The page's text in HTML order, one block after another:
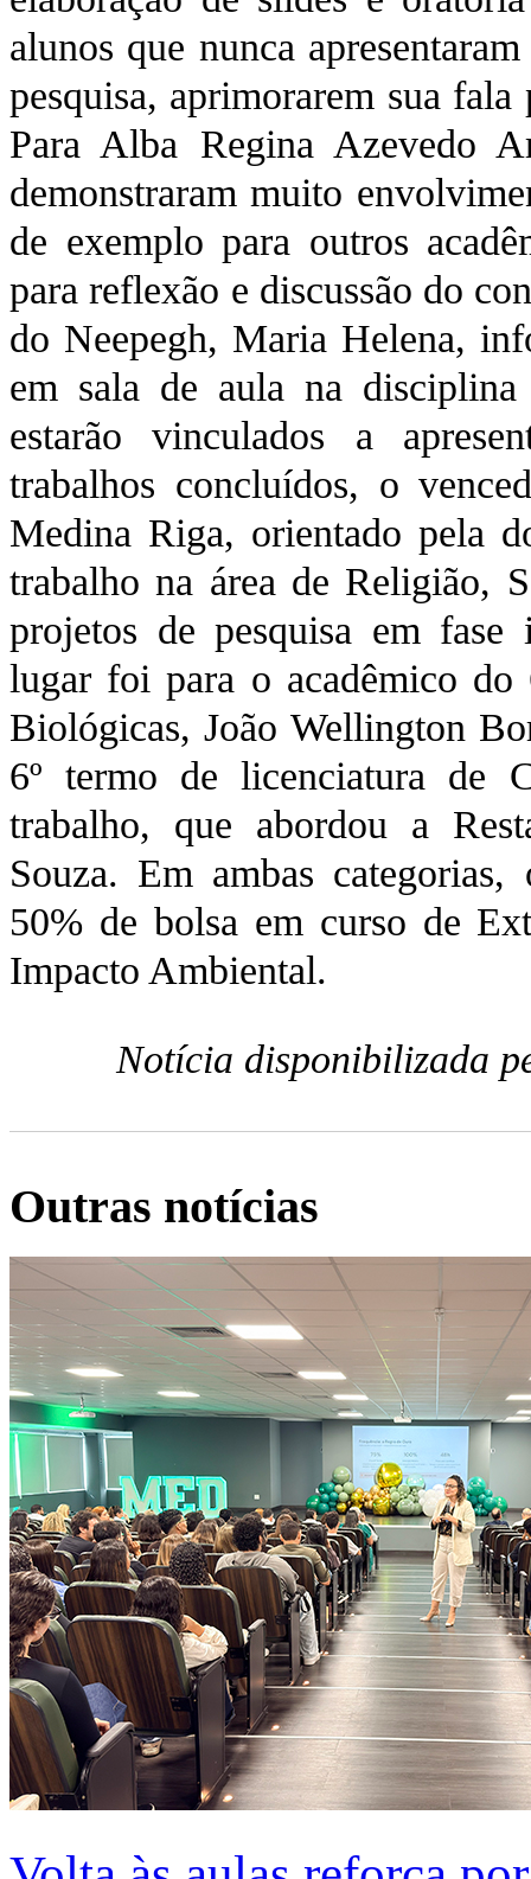
alunos que nunca
pesquisa, aprimorarem sua
Para Alba Regina Azevedo
demonstraram muito
de exemplo para outros
para reflexão e discussão do
do Neepegh, Maria Helena,
em sala de aula na
estarão vinculados a
trabalhos concluídos, o
Medina Riga, orientado pela
trabalho na área de Religião,
projetos de pesquisa em
lugar foi para o acadêmico do
Biológicas, João Wellington
6º termo de licenciatura de
trabalho, que abordou a
Souza. Em ambas
50% de bolsa em curso de
Impacto Ambiental.
Notícia disponibilizada
Outras notícias